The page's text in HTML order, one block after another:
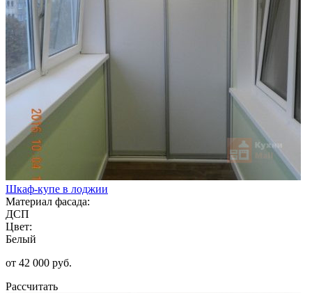
Шкаф-купе в лоджии
Материал фасада:
ДСП
Цвет:
Белый
от 42 000 руб.
Рассчитать